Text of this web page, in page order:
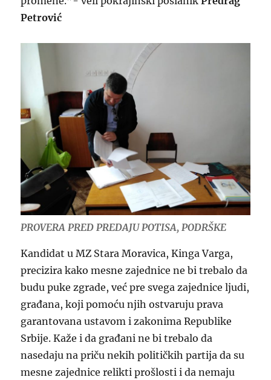
Petrović
PROVERA PRED PREDAJU POTISA, PODRŠKE
Kandidat u MZ Stara Moravica, Kinga Varga,
precizira kako mesne zajednice ne bi trebalo da
budu puke zgrade, već pre svega zajednice ljudi,
građana, koji pomoću njih ostvaruju prava
garantovana ustavom i zakonima Republike
Srbije. Kaže i da građani ne bi trebalo da
nasedaju na priču nekih političkih partija da su
mesne zajednice relikti prošlosti i da nemaju